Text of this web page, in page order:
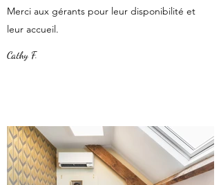
Merci aux gérants pour leur disponibilité et
leur accueil.
Cathy F.